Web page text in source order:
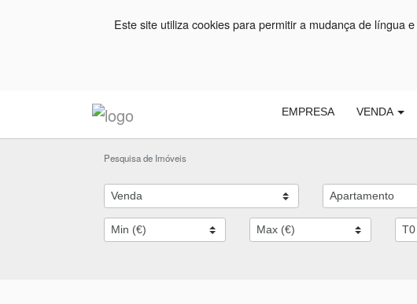
Este site utiliza cookies para permitir a mudança de língua
EMPRESA VENDA
Pesquisa de Imóveis